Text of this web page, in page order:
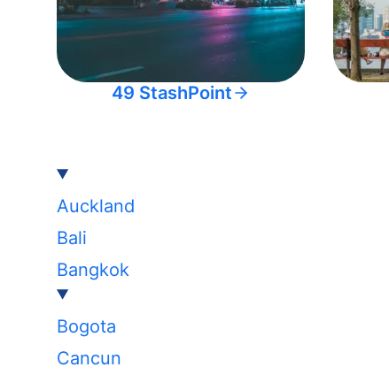
49 StashPoint
Auckland
Bali
Bangkok
Bogota
Cancun